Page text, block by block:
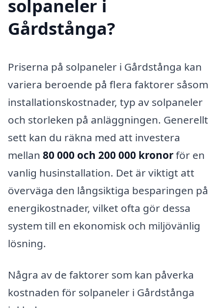
solpaneler i
Gårdstånga?
Priserna på solpaneler i Gårdstånga kan
variera beroende på flera faktorer såsom
installationskostnader, typ av solpaneler
och storleken på anläggningen. Generellt
sett kan du räkna med att investera
mellan 80 000 och 200 000 kronorför en
vanlig husinstallation. Det är viktigt att
överväga den långsiktiga besparingen på
energikostnader, vilket ofta gör dessa
system till en ekonomisk och miljövänlig
lösning.
Några av de faktorer som kan påverka
kostnaden för solpaneler i Gårdstånga